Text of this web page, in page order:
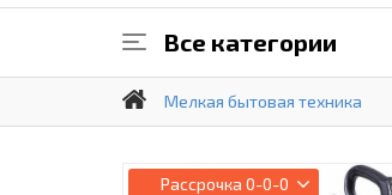
Все категории
Мелкая бытовая техника
Рассрочка 0-0-0